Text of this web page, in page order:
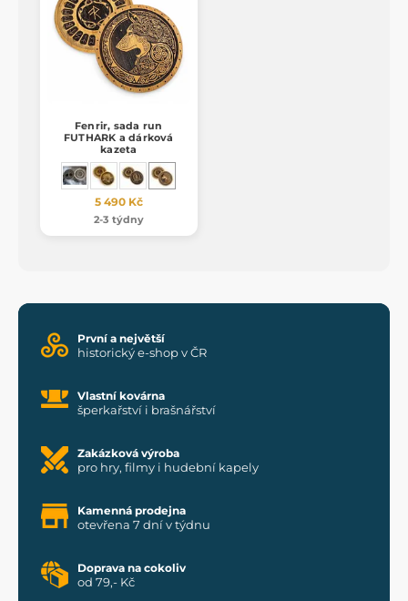
Fenrir, sada run
FUTHARK a dárková
kazeta
5 490 Kč
2-3 týdny
První a největší
historický e-shop v ČR
Vlastní kovárna
šperkařství i brašnářství
Zakázková výroba
pro hry, filmy i hudební kapely
Kamenná prodejna
otevřena 7 dní v týdnu
Doprava na cokoliv
od 79,- Kč